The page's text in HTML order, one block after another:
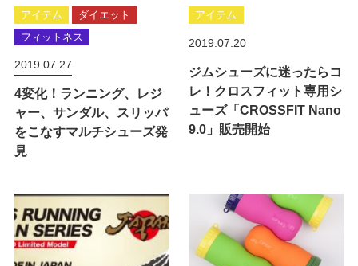
アイテム
ダイエット
フィットネス
2019.07.27
4変化！ランニング、レジ
ャー、サンダル、スリッパ
をこなすマルチシューズ発
見
アイテム
2019.07.20
ジムシューズに迷ったらコ
レ！クロスフィット専用シ
ューズ「CROSSFIT Nano
9.0」販売開始